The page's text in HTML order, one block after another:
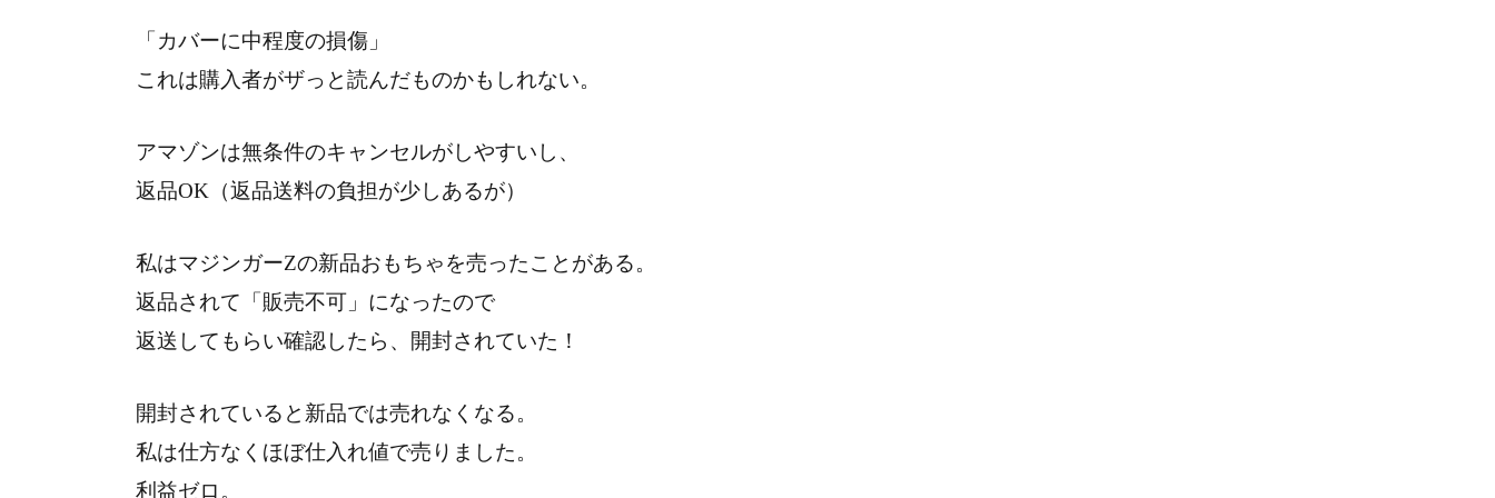
「カバーに中程度の損傷」
これは購入者がザっと読んだものかもしれない。
アマゾンは無条件のキャンセルがしやすいし、
返品OK（返品送料の負担が少しあるが）
私はマジンガーZの新品おもちゃを売ったことがある。
返品されて「販売不可」になったので
返送してもらい確認したら、開封されていた！
開封されていると新品では売れなくなる。
私は仕方なくほぼ仕入れ値で売りました。
利益ゼロ。